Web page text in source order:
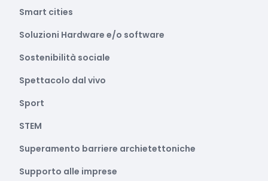
Smart cities
Soluzioni Hardware e/o software
Sostenibilità sociale
Spettacolo dal vivo
Sport
STEM
Superamento barriere archietettoniche
Supporto alle imprese